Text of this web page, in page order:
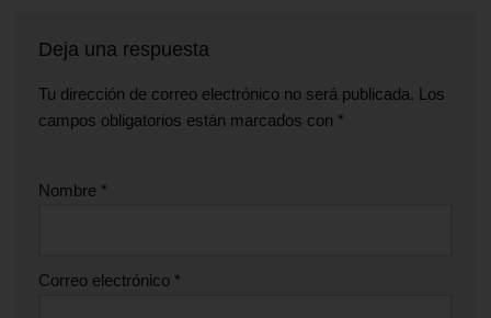
Deja una respuesta
Tu dirección de correo electrónico no será publicada. Los
campos obligatorios están marcados con *
Nombre *
Correo electrónico *